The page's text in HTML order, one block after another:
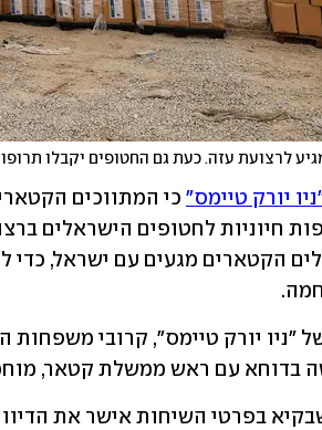
לרצועת עזה. כעת גם החטופים יקבלו
יורק טיימס"
בדוחא עם ראש ממשלת קטאר,